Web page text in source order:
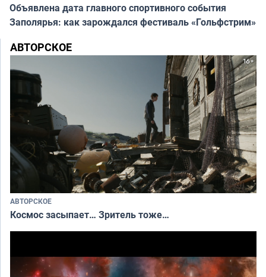
Объявлена дата главного спортивного события
Заполярья: как зарождался фестиваль «Гольфстрим»
АВТОРСКОЕ
АВТОРСКОЕ
Космос засыпает… Зритель тоже…